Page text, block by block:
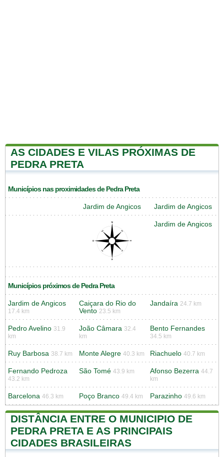
AS CIDADES E VILAS PRÓXIMAS DE
PEDRA PRETA
Municípios nas proximidades de Pedra Preta
Jardim de Angicos Jardim de Angicos
Jardim de Angicos
Municípios próximos de Pedra Preta
Jardim de Angicos
17.4 km
Caiçara do Rio do
Vento 23.5 km
Jandaíra 24.7 km
Pedro Avelino 31.9
km
João Câmara 32.4
km
Bento Fernandes
34.5 km
Ruy Barbosa 38.7 km Monte Alegre 40.3 km Riachuelo 40.7 km
Fernando Pedroza
43.2 km
São Tomé 43.9 km Afonso Bezerra 44.7
km
Barcelona 46.3 km Poço Branco 49.4 km Parazinho 49.6 km
DISTÂNCIA ENTRE O MUNICIPIO DE
PEDRA PRETA E AS PRINCIPAIS
CIDADES BRASILEIRAS